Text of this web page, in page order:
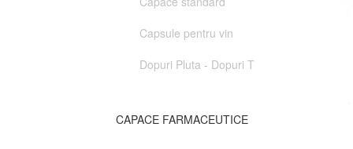
Capsule pentru vin
Dopuri Pluta - Dopuri T
CAPACE FARMACEUTICE